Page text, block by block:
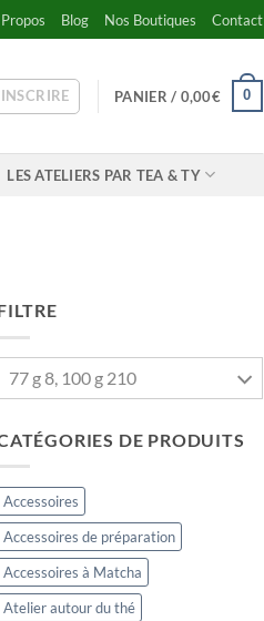
Blog Nos Boutiques Contact
PANIER / 0,00€ 0
LES ATELIERS PAR TEA & TY
77 g 8, 100 g 210
DE PRODUITS
Accessoires
Accessoires de préparation
Accessoires à Matcha
Atelier autour du thé